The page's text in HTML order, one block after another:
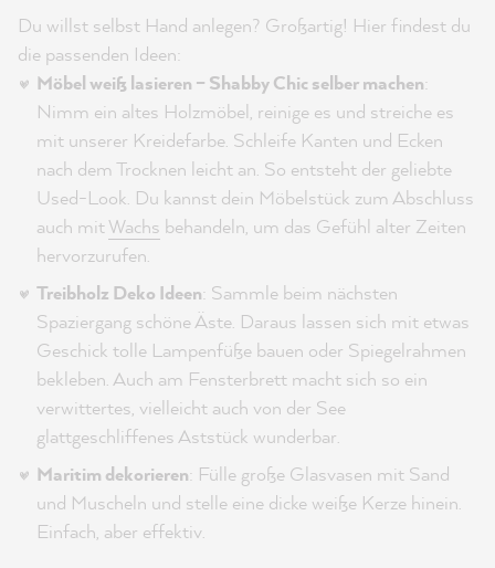
Du willst selbst Hand anlegen? Großartig! Hier findest du
die passenden Ideen:
Möbel weiß lasieren – Shabby Chic selber machen:
Nimm ein altes Holzmöbel, reinige es und streiche es
mit unserer Kreidefarbe. Schleife Kanten und Ecken
nach dem Trocknen leicht an. So entsteht der geliebte
Used-Look. Du kannst dein Möbelstück zum Abschluss
auch mitWachs behandeln, um das Gefühl alter Zeiten
hervorzurufen.
Treibholz Deko Ideen: Sammle beim nächsten
Spaziergang schöne Äste. Daraus lassen sich mit etwas
Geschick tolle Lampenfüße bauen oder Spiegelrahmen
bekleben. Auch am Fensterbrett macht sich so ein
verwittertes, vielleicht auch von der See
glattgeschliffenes Aststück wunderbar.
Maritim dekorieren: Fülle große Glasvasen mit Sand
und Muscheln und stelle eine dicke weiße Kerze hinein.
Einfach, aber effektiv.